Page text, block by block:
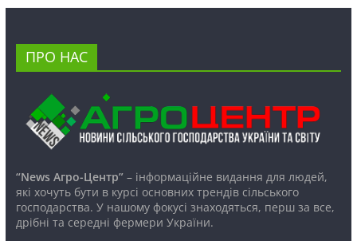
ПРО НАС
“News Агро-Центр”– інформаційне видання для людей,
які хочуть бути в курсі основних трендів сільського
господарства. У нашому фокусі знаходяться, перш за все,
дрібні та середні фермери України.